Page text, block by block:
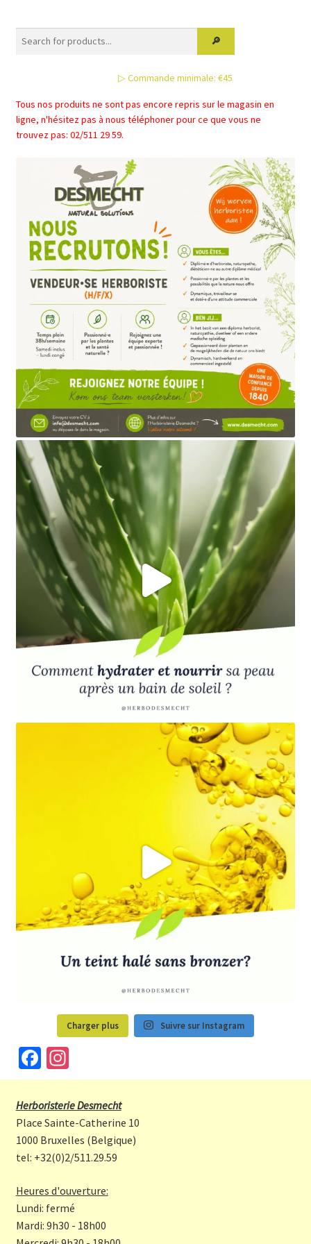
options
peuvent
choisies
sur
la
produit
▷ Commande minimale: €45
Tous nos produits ne sont pas encore repris sur le magasin en
ligne, n'hésitez pas à nous téléphoner pour ce que vous ne
trouvez pas: 02/511 29 59.
Charger plus Suivre sur Instagram
Fa
ce
b
o
o
k
In
st
a
gr
a
m
Herboristerie Desmecht
Place Sainte-Catherine 10
1000 Bruxelles (Belgique)
tel: +32(0)2/511.29.59
Heures d'ouverture:
Lundi: fermé
Mardi: 9h30 - 18h00